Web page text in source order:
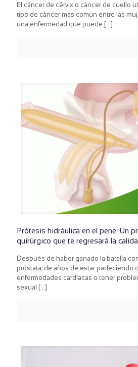
El cáncer de cérvix o cáncer de cuello
tipo de cáncer más común entre las
una enfermedad que puede […]
Prótesis hidráulica en el pene: Un
quirúrgico que te regresará la
Después de haber ganado la batalla
próstata, de años de estar padeciendo
enfermedades cardíacas o tener
sexual […]